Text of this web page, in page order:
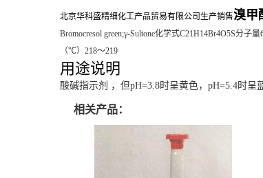
北京华科盛精细化工产品贸易有限公司生产销售溴甲
Bromocresol green;γ-Sultone化学式C21H14Br4O5S分子量
（℃）218～219
用途说明
酸碱指示剂 ，但pH=3.8时呈黄色，pH=5.4时呈
相关产品：